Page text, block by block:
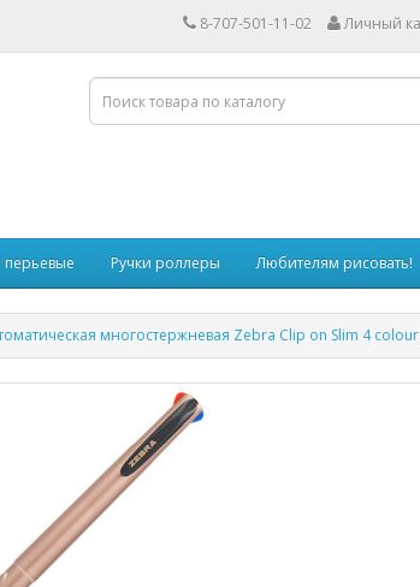
8-707-501-11-02 Личный
перьевые Ручки роллеры Любителям рисовать!
многостержневая Zebra Clip on Slim 4